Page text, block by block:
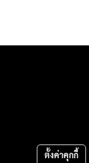
ตั้งค่าคุกกี้